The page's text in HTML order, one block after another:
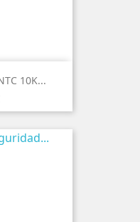
10K...